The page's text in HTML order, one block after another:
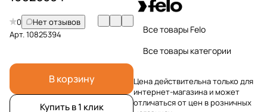
0
Нет отзывов
Арт.10825394
В корзину
Купить в 1 клик
Все товары Felo
Все товары категории
Цена действительна только для
интернет-магазина и может
отличаться от цен в розничных